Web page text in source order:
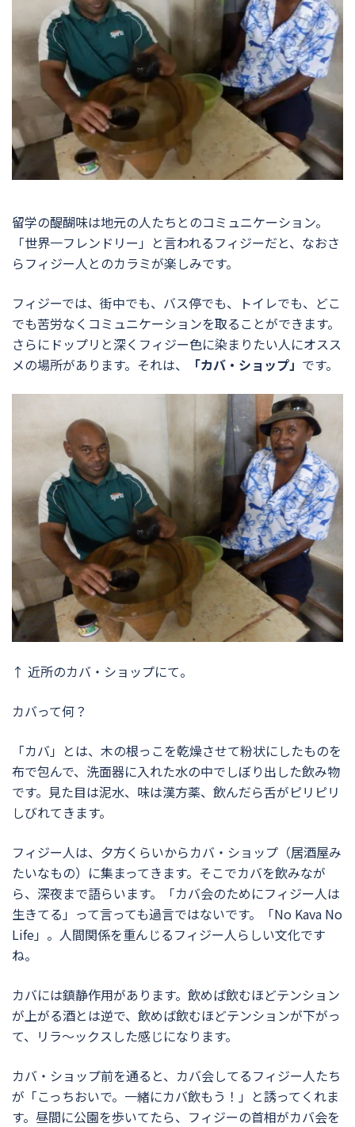
留学の醍醐味は地元の人たちとのコミュニケーション。
「世界一フレンドリー」と言われるフィジーだと、なおさ
らフィジー人とのカラミが楽しみです。
フィジーでは、街中でも、バス停でも、トイレでも、どこ
でも苦労なくコミュニケーションを取ることができます。
さらにドップリと深くフィジー色に染まりたい人にオスス
メの場所があります。それは、
「カバ・ショップ」 です。
↑ 近所のカバ・ショップにて。
カバって何？
「カバ」とは、木の根っこを乾燥させて粉状にしたものを
布で包んで、洗面器に入れた水の中でしぼり出した飲み物
です。見た目は泥水、味は漢方薬、飲んだら舌がピリピリ
しびれてきます。
フィジー人は、夕方くらいからカバ・ショップ（居酒屋み
たいなもの）に集まってきます。そこでカバを飲みなが
ら、深夜まで語らいます。「カバ会のためにフィジー人は
生きてる」って言っても過言ではないです。「No Kava No
Life」。人間関係を重んじるフィジー人らしい文化です
ね。
カバには鎮静作用があります。飲めば飲むほどテンション
が上がる酒とは逆で、飲めば飲むほどテンションが下がっ
て、リラ～ックスした感じになります。
カバ・ショップ前を通ると、カバ会してるフィジー人たち
が「こっちおいで。一緒にカバ飲もう！」と誘ってくれま
す。昼間に公園を歩いてたら、フィジーの首相がカバ会を